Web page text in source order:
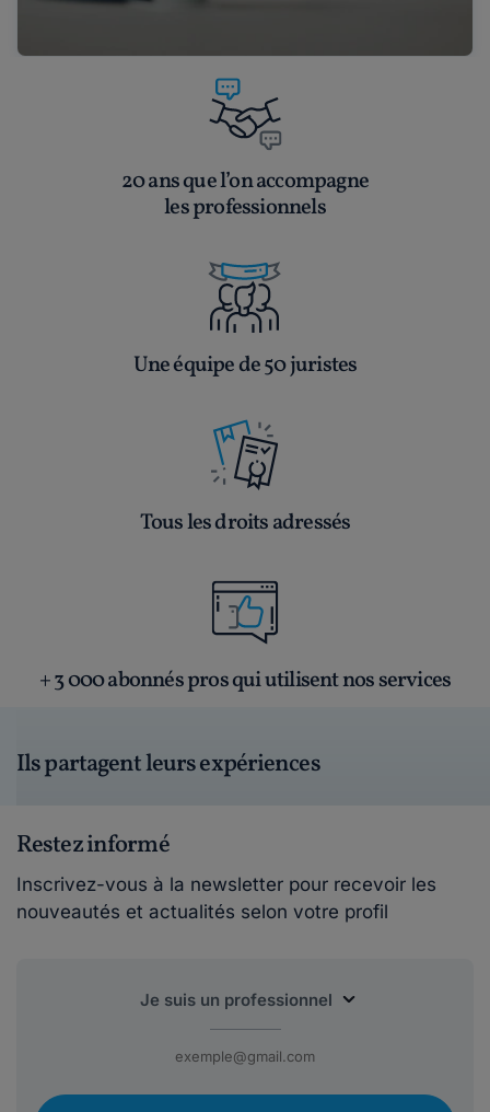
20 ans que l’on accompagne
les professionnels
Une équipe de 50 juristes
Tous les droits adressés
+ 3 000 abonnés pros qui utilisent nos services
Ils partagent leurs expériences
Restez informé
Inscrivez-vous à la newsletter pour recevoir les
nouveautés et actualités selon votre profil